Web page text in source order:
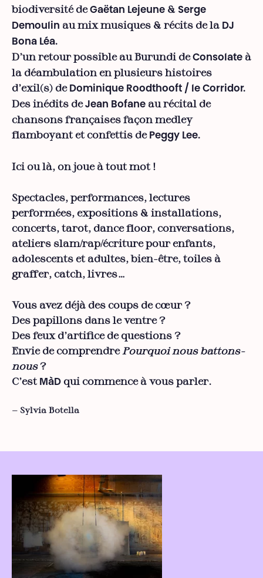
biodiversité deGaëtan Lejeune & Serge
Demoulin au mix musiques & récits de la DJ
Bona Léa.
D’un retour possible au Burundi deConsolate à
la déambulation en plusieurs histoires
d’exil(s) de Dominique Roodthooft / le Corridor.
Des inédits deJean Bofane au récital de
chansons françaises façon medley
flamboyant et confettis de Peggy Lee.
Ici ou là, on joue à tout mot !
Spectacles, performances, lectures
performées, expositions & installations,
concerts, tarot, dance floor, conversations,
ateliers slam/rap/écriture pour enfants,
adolescents et adultes, bien-être, toiles à
graffer, catch, livres…
Vous avez déjà des coups de cœur ?
Des papillons dans le ventre ?
Des feux d’artifice de questions ?
Envie de comprendre Pourquoi nous battons-
nous ?
C’est MàD qui commence à vous parler.
— Sylvia Botella